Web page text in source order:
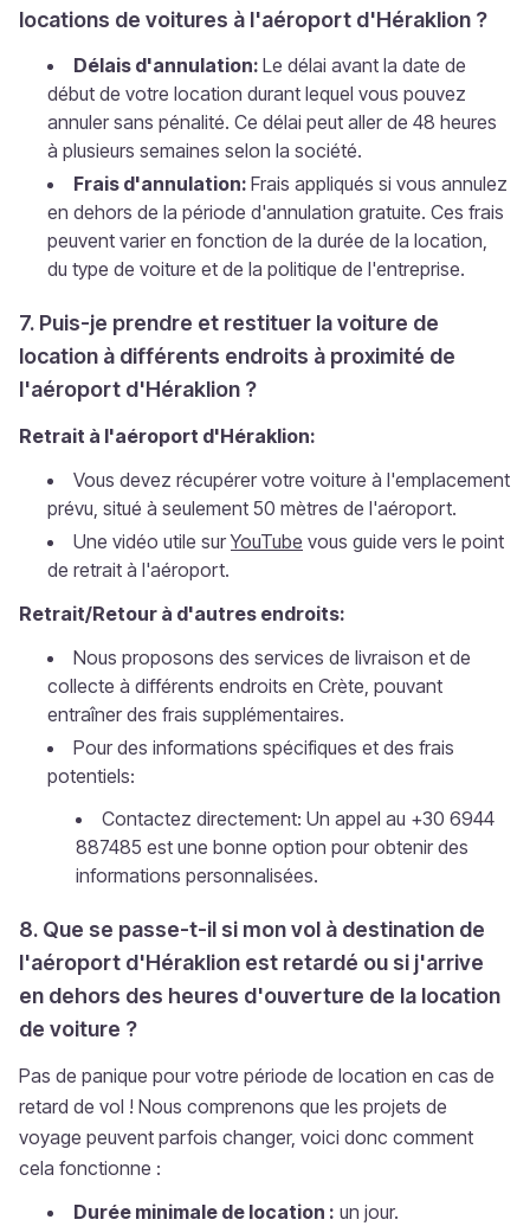
locations de voitures à l'aéroport d'Héraklion ?
Délais d'annulation: Le délai avant la date de
début de votre location durant lequel vous pouvez
annuler sans pénalité. Ce délai peut aller de 48 heures
à plusieurs semaines selon la société.
Frais d'annulation: Frais appliqués si vous annulez
en dehors de la période d'annulation gratuite. Ces frais
peuvent varier en fonction de la durée de la location,
du type de voiture et de la politique de l'entreprise.
7. Puis-je prendre et restituer la voiture de
location à différents endroits à proximité de
l'aéroport d'Héraklion ?
Retrait à l'aéroport d'Héraklion:
Vous devez récupérer votre voiture à l'emplacement
prévu, situé à seulement 50 mètres de l'aéroport.
Une vidéo utile surYouTube vous guide vers le point
de retrait à l'aéroport.
Retrait/Retour à d'autres endroits:
Nous proposons des services de livraison et de
collecte à différents endroits en Crète, pouvant
entraîner des frais supplémentaires.
Pour des informations spécifiques et des frais
potentiels:
Contactez directement: Un appel au +30 6944
887485 est une bonne option pour obtenir des
informations personnalisées.
8. Que se passe-t-il si mon vol à destination de
l'aéroport d'Héraklion est retardé ou si j'arrive
en dehors des heures d'ouverture de la location
de voiture ?
Pas de panique pour votre période de location en cas de
retard de vol ! Nous comprenons que les projets de
voyage peuvent parfois changer, voici donc comment
cela fonctionne :
Durée minimale de location : un jour.